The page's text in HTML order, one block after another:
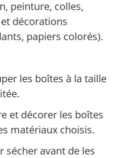
peinture, colles,
décorations
papiers colorés).
les boîtes à la taille
et décorer les boîtes
matériaux choisis.
sécher avant de les